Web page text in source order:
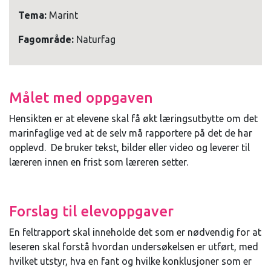
Tema: Marint
Fagområde: Naturfag
Målet med oppgaven
Hensikten er at elevene skal få økt læringsutbytte om det
marinfaglige ved at de selv må rapportere på det de har
opplevd. De bruker tekst, bilder eller video og leverer til
læreren innen en frist som læreren setter.
Forslag til elevoppgaver
En feltrapport skal inneholde det som er nødvendig for at
leseren skal forstå hvordan undersøkelsen er utført, med
hvilket utstyr, hva en fant og hvilke konklusjoner som er